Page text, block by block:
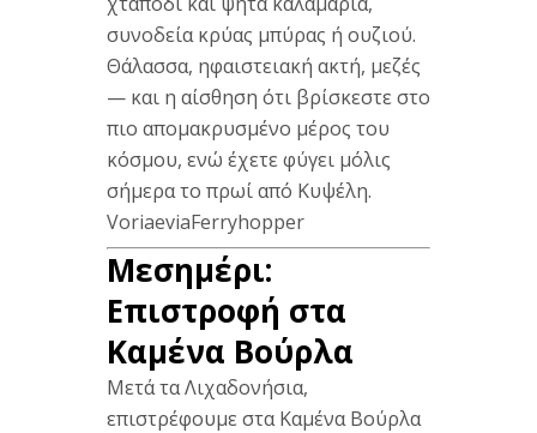
συνοδεία κρύας μπύρας ή ουζιού.
Θάλασσα, ηφαιστειακή ακτή, μεζές
— και η αίσθηση ότι βρίσκεστε στο
πιο απομακρυσμένο μέρος του
κόσμου, ενώ έχετε φύγει μόλις
σήμερα το πρωίαπό Κυψέλη.
VoriaeviaFerryhopper
Μεσημέρι:
Επιστροφή στα
Καμένα Βούρλα
ΜετάταΛιχαδονήσια,
επιστρέφουμε σταΚαμένα Βούρλα